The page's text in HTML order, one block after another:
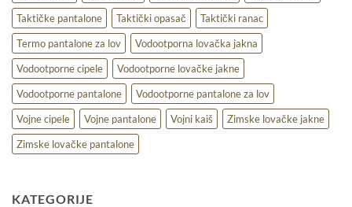
Taktičke pantalone
Taktički opasač
Taktički ranac
Termo pantalone za lov
Vodootporna lovačka jakna
Vodootporne cipele
Vodootporne lovačke jakne
Vodootporne pantalone
Vodootporne pantalone za lov
Vojne cipele
Vojne pantalone Vojni kaiš
Zimske lovačke jakne
Zimske lovačke pantalone
KATEGORIJE